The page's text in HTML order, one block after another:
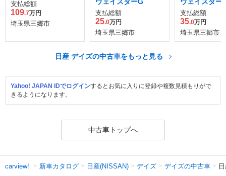
支払総額
109.7万円
埼玉県三郷市
支払総額
25.0万円
埼玉県三郷市
支払総額
35.0万円
埼玉県三郷市
日産 デイズの中古車をもっと見る
Yahoo! JAPAN IDでログインするとお気に入りに登録や複数見積もりがで
きるようになります。
中古車トップへ
carview! 新車カタログ 日産(NISSAN) デイズ デイズの中古車